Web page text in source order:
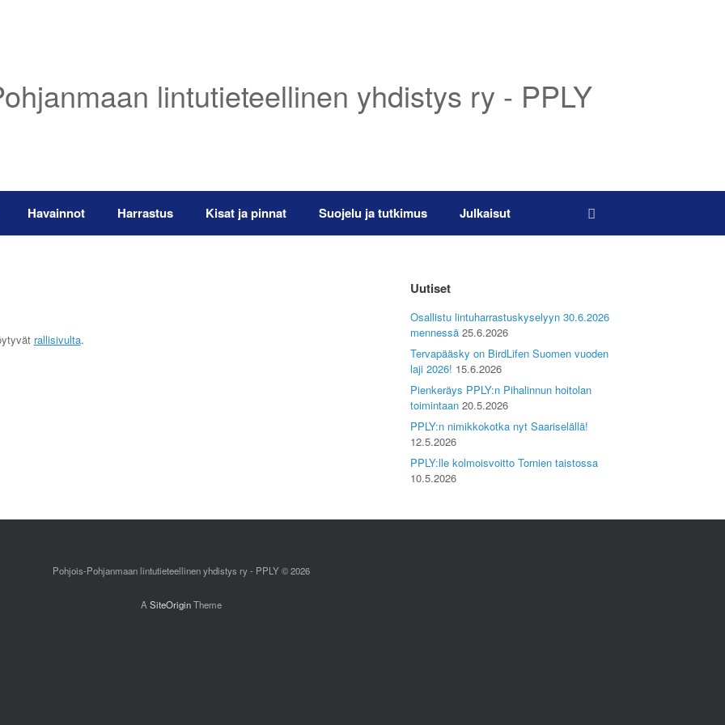
lintutieteellinen yhdistys ry - PPLY
Havainnot Harrastus Kisat ja pinnat Suojelu ja tutkimus Julkaisut
rallisivulta.
Uutiset
Osallistu lintuharrastuskyselyyn 30.6.2026
mennessä 25.6.2026
Tervapääsky on BirdLifen Suomen vuoden
laji 2026! 15.6.2026
Pienkeräys PPLY:n Pihalinnun hoitolan
toimintaan 20.5.2026
PPLY:n nimikkokotka nyt Saariselällä!
12.5.2026
PPLY:lle kolmoisvoitto Tornien taistossa
10.5.2026
Pohjois-Pohjanmaan lintutieteellinen yhdistys ry - PPLY © 2026
A SiteOriginTheme